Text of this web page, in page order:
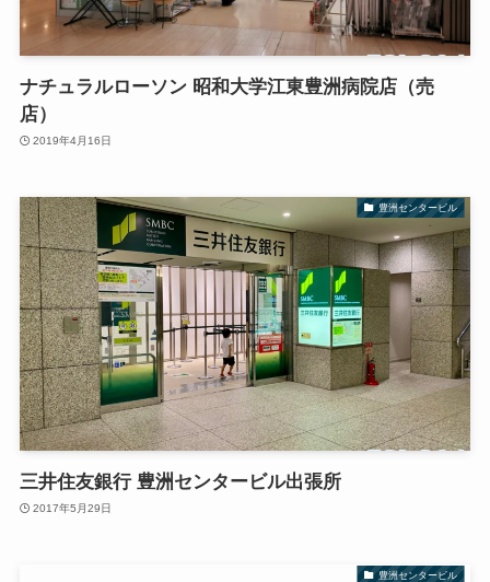
ナチュラルローソン 昭和大学江東豊洲病院店（売
店）
2019年4月16日
豊洲センタービル
三井住友銀行 豊洲センタービル出張所
2017年5月29日
豊洲センタービル